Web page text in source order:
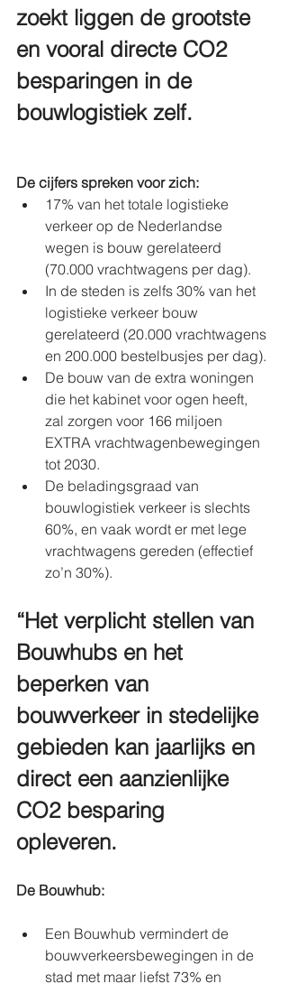
zoekt liggen de grootste
en vooral directe CO2
besparingen in de
bouwlogistiek zelf.
De cijfers spreken voor zich:
17% van het totale logistieke
verkeer op de Nederlandse
wegen is bouw gerelateerd
(70.000 vrachtwagens per dag).
In de steden is zelfs 30% van het
logistieke verkeer bouw
gerelateerd (20.000 vrachtwagens
en 200.000 bestelbusjes per dag).
De bouw van de extra woningen
die het kabinet voor ogen heeft,
zal zorgen voor 166 miljoen
EXTRA vrachtwagenbewegingen
tot 2030.
De beladingsgraad van
bouwlogistiek verkeer is slechts
60%, en vaak wordt er met lege
vrachtwagens gereden (effectief
zo’n 30%).
“Het verplicht stellen van
Bouwhubs en het
beperken van
bouwverkeer in stedelijke
gebieden kan jaarlijks en
direct een aanzienlijke
CO2 besparing
opleveren.
De Bouwhub:
Een Bouwhub vermindert de
bouwverkeersbewegingen in de
stad met maar liefst 73% en